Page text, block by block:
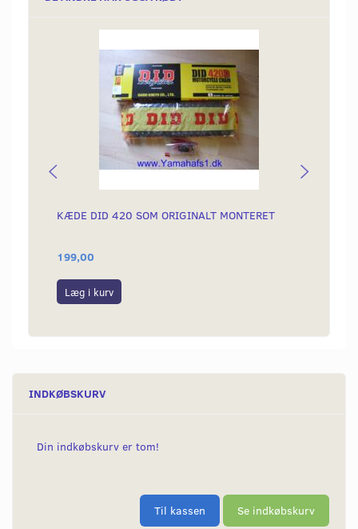
KÆDE DID 420 SOM ORIGINALT MONTERET
199,00
Læg i kurv
INDKØBSKURV
Din indkøbskurv er tom!
Til kassen Se indkøbskurv